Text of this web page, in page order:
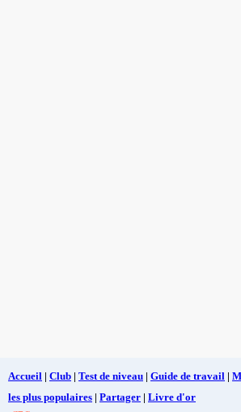
Accueil | Club | Test de niveau | Guide de travail |
les plus populaires | Partager | Livre d'or